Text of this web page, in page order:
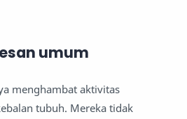
umum
menghambat aktivitas
tubuh. Mereka tidak